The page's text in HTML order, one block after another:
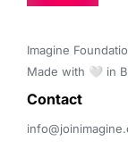
Imagine
Made with 🤍 in
Contact